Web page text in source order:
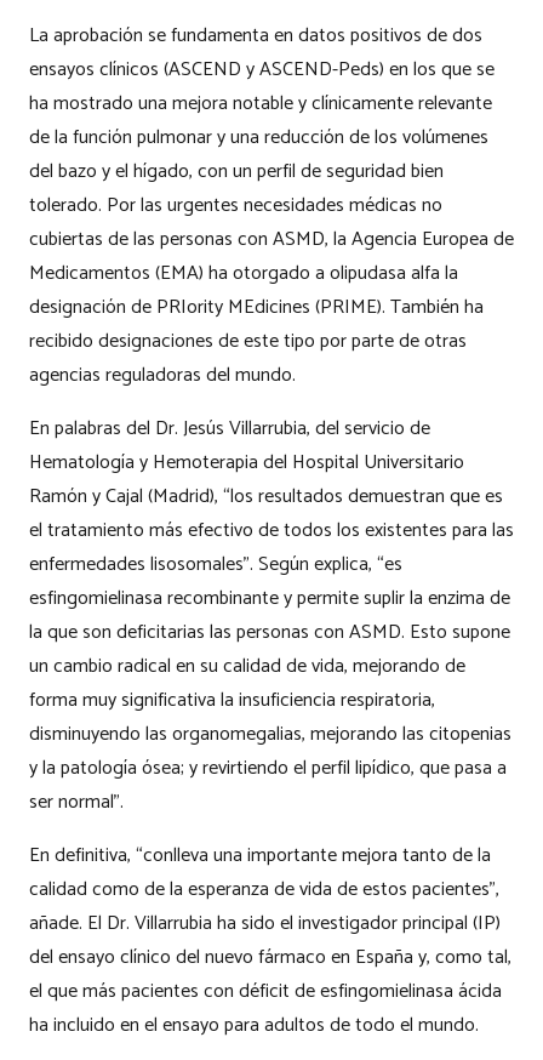
La aprobación se fundamenta en datos positivos de dos
ensayos clínicos (ASCEND y ASCEND-Peds) en los que se
ha mostrado una mejora notable y clínicamente relevante
de la función pulmonar y una reducción de los volúmenes
del bazo y el hígado, con un perfil de seguridad bien
tolerado. Por las urgentes necesidades médicas no
cubiertas de las personas con ASMD, la Agencia Europea de
Medicamentos (EMA) ha otorgado a olipudasa alfa la
designación de PRIority MEdicines (PRIME). También ha
recibido designaciones de este tipo por parte de otras
agencias reguladoras del mundo.
En palabras del Dr. Jesús Villarrubia, del servicio de
Hematología y Hemoterapia del Hospital Universitario
Ramón y Cajal (Madrid), “los resultados demuestran que es
el tratamiento más efectivo de todos los existentes para las
enfermedades lisosomales”. Según explica, “es
esfingomielinasa recombinante y permite suplir la enzima de
la que son deficitarias las personas con ASMD. Esto supone
un cambio radical en su calidad de vida, mejorando de
forma muy significativa la insuficiencia respiratoria,
disminuyendo las organomegalias, mejorando las citopenias
y la patología ósea; y revirtiendo el perfil lipídico, que pasa a
ser normal”.
En definitiva, “conlleva una importante mejora tanto de la
calidad como de la esperanza de vida de estos pacientes”,
añade. El Dr. Villarrubia ha sido el investigador principal (IP)
del ensayo clínico del nuevo fármaco en España y, como tal,
el que más pacientes con déficit de esfingomielinasa ácida
ha incluido en el ensayo para adultos de todo el mundo.